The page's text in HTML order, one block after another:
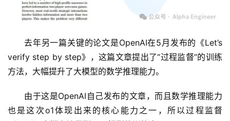
去年另一篇关键的论文是OpenAI在5月发布的《Let’s
verify step by step》，这篇文章提出了“过程监督”的训练
方法，大幅提升了大模型的数学推理能力。
由于这是OpenAI自己发布的文章，而且数学推理能力
也是这次o1体现出来的核心能力之一，所以过程监督